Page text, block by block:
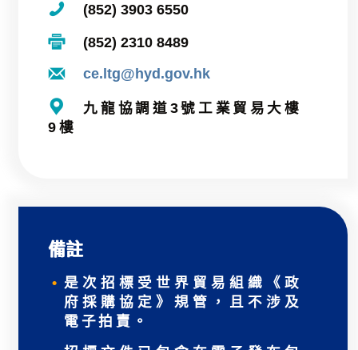
(852) 3903 6550
(852) 2310 8489
ce.ltg@hyd.gov.hk
九龍協調道3號工業貿易大樓
9樓
備註
是次招標受世界貿易組織《政
府採購協定》規管，且不涉及
電子拍賣。